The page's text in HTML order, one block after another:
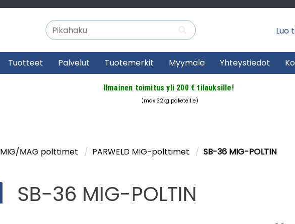
Luo
Tuotteet Palvelut Tuotemerkit Myymälä Yhteystiedot
Ilmainen toimitus yli 200 € tilauksille!
(max 32kg paketeille)
MIG/MAG polttimet PARWELD MIG-polttimet SB-36 MIG-POLTIN
SB-36 MIG-POLTIN